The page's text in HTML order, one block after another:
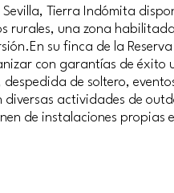
Tierra Indómita
rurales, una zona
su finca de la
con garantías de éxito
de soltero,
diversas actividades de
de instalaciones